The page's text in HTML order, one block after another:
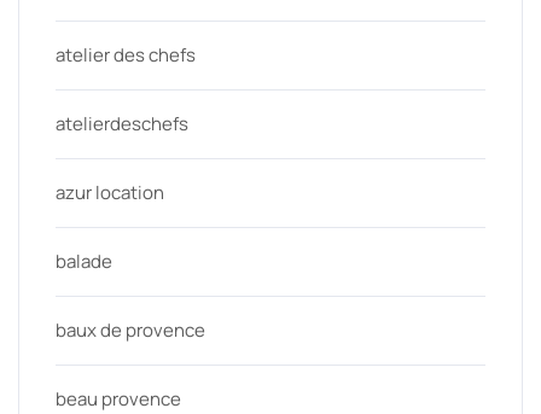
atelier des chefs
atelierdeschefs
azur location
balade
baux de provence
beau provence